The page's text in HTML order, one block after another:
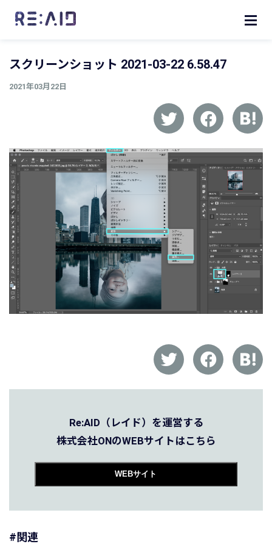
スクリーンショット 2021-03-22 6.58.47
2021年03月22日
Re:AID（レイド）を運営する
株式会社ONのWEBサイトはこちら
WEBサイト
#関連